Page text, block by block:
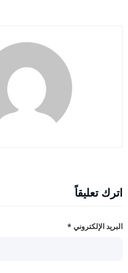
اترك تعليقاً
البريد الإلكتروني *